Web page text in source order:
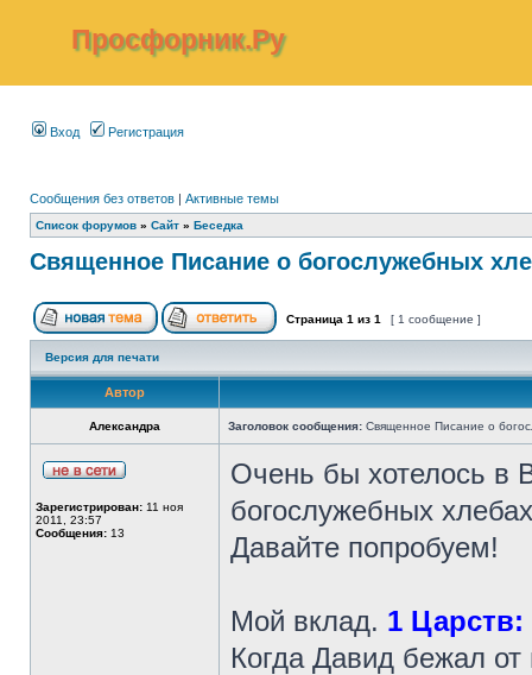
Просфорник.Ру
Вход Регистрация
Сообщения без ответов | Активные темы
Список форумов » Сайт » Беседка
Священное Писание о богослужебных
Страница 1 из 1 [ 1 сообщение ]
Версия для печати
Автор
Александра Заголовок сообщения: Священное Писание о
Зарегистрирован: 11 ноя
2011, 23:57
Сообщения: 13
Очень бы хотелось в
богослужебных
Давайте попробуем!
Мой вклад. 1 Царств:
Когда Давид бежал